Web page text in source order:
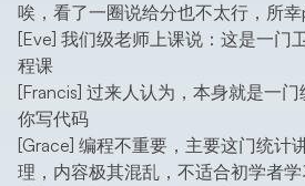
唉，看了一圈说给分也不太行，所幸
[Eve] 我们级老师上课说：这是一门
程课
[Francis] 过来人认为，本身就是一
你写代码
[Grace] 编程不重要，主要这门统计
理，内容极其混乱，不适合初学者学